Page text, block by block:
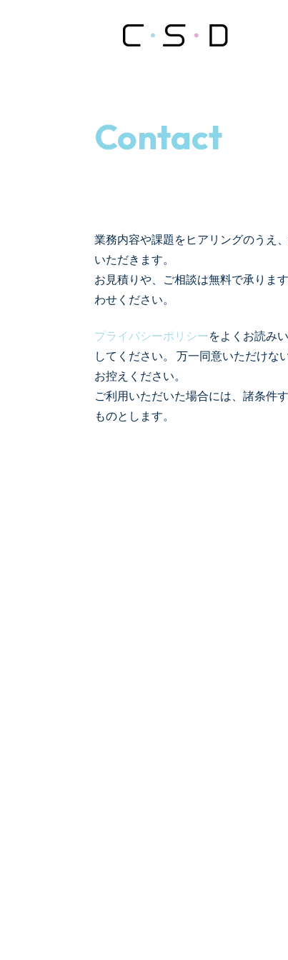
Contact
業務内容や課題をヒアリングのうえ
いただきます。
お見積りや、ご相談は無料で承りま
わせください。
プライバシーポリシーをよくお読み
してください。 万一同意いただけな
お控えください。
ご利用いただいた場合には、諸条件
ものとします。